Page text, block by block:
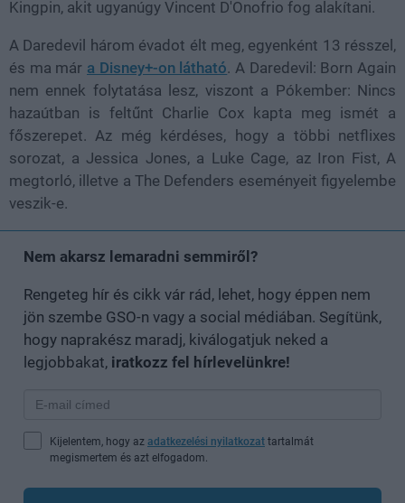
Kingpin, akit ugyanúgy Vincent D'Onofrio fog alakítani.
A Daredevil három évadot élt meg, egyenként 13 résszel,
és ma már a Disney+-on látható. A Daredevil: Born Again
nem ennek folytatása lesz, viszont a Pókember: Nincs
hazaútban is feltűnt Charlie Cox kapta meg ismét a
főszerepet. Az még kérdéses, hogy a többi netflixes
sorozat, a Jessica Jones, a Luke Cage, az Iron Fist, A
megtorló, illetve a The Defenders eseményeit figyelembe
veszik-e.
Nem akarsz lemaradni semmiről?
Rengeteg hír és cikk vár rád, lehet, hogy éppen nem
jön szembe GSO-n vagy a social médiában. Segítünk,
hogy naprakész maradj, kiválogatjuk neked a
legjobbakat, iratkozz fel hírlevelünkre!
Kijelentem, hogy az adatkezelési nyilatkozat tartalmát
megismertem és azt elfogadom.